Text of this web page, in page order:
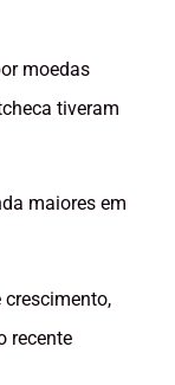
moedas
tiveram
maiores em
recente